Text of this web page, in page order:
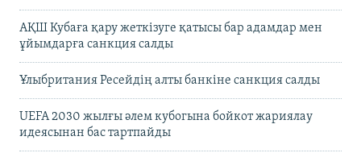
АҚШ Кубаға қару жеткізуге қатысы бар адамдар мен
ұйымдарға санкция салды
Ұлыбритания Ресейдің алты банкіне санкция салды
UEFA 2030 жылғы әлем кубогына бойкот жариялау
идеясынан бас тартпайды